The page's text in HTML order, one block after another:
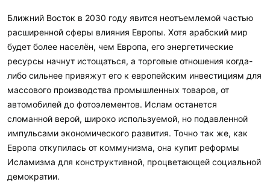
Ближний Восток в 2030 году явится неотъемлемой частью
расширенной сферы влияния Европы. Хотя арабский мир
будет более населён, чем Европа, его энергетические
ресурсы начнут истощаться, а торговые отношения когда-
либо сильнее привяжут его к европейским инвестициям для
массового производства промышленных товаров, от
автомобилей до фотоэлементов. Ислам останется
сломанной верой, широко используемой, но подавленной
импульсами экономического развития. Точно так же, как
Европа откупилась от коммунизма, она купит реформы
Исламизма для конструктивной, процветающей социальной
демократии.